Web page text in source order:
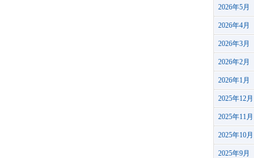
2026年5月
2026年4月
2026年3月
2026年2月
2026年1月
2025年12月
2025年11月
2025年10月
2025年9月